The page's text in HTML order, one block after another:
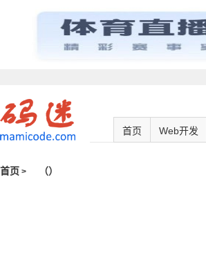
首页 Web开发
首页 > （）